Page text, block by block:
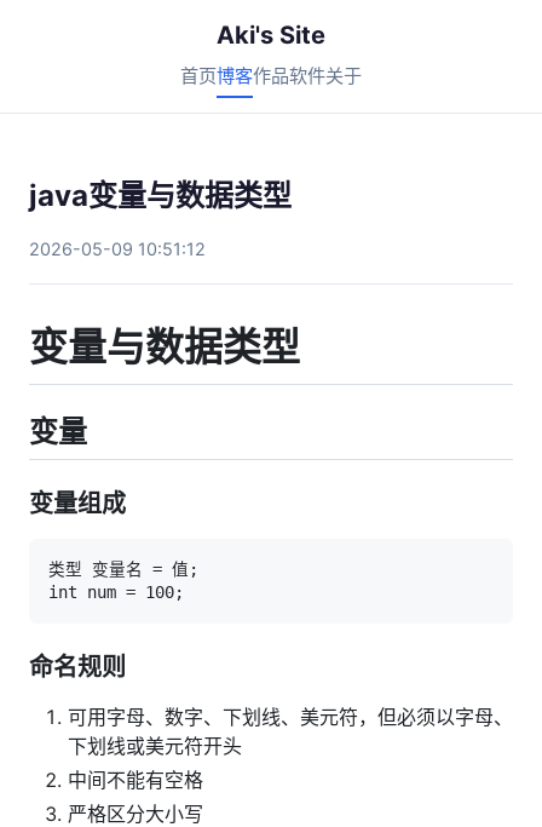
Aki's Site
首页博客作品软件关于
java变量与数据类型
2026-05-09 10:51:12
变量与数据类型
变量
变量组成
类型 变量名 = 值;
命名规则
可用字母、数字、下划线、美元符，但必须以字母、
下划线或美元符开头
中间不能有空格
严格区分大小写